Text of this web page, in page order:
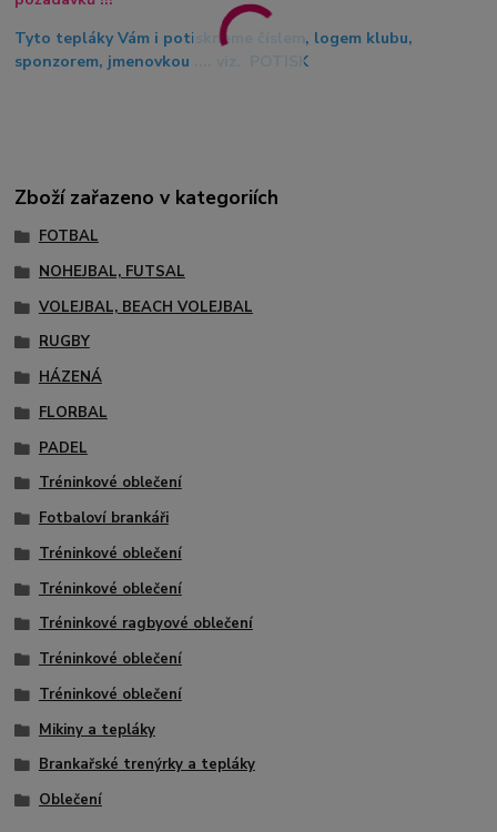
Tyto tepláky Vám i potiskneme číslem, logem klubu,
sponzorem, jmenovkou .... viz. POTISK
Zboží zařazeno v kategoriích
FOTBAL
NOHEJBAL, FUTSAL
VOLEJBAL, BEACH VOLEJBAL
RUGBY
HÁZENÁ
FLORBAL
PADEL
Tréninkové oblečení
Fotbaloví brankáři
Tréninkové oblečení
Tréninkové oblečení
Tréninkové ragbyové oblečení
Tréninkové oblečení
Tréninkové oblečení
Mikiny a tepláky
Brankařské trenýrky a tepláky
Oblečení